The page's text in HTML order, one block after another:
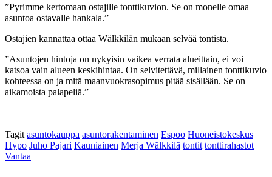
”Pyrimme kertomaan ostajille tonttikuvion. Se on monelle omaa
asuntoa ostavalle hankala.”
Ostajien kannattaa ottaa Wälkkilän mukaan selvää tontista.
”Asuntojen hintoja on nykyisin vaikea verrata alueittain, ei voi
katsoa vain alueen keskihintaa. On selvitettävä, millainen tonttikuvio
kohteessa on ja mitä maanvuokrasopimus pitää sisällään. Se on
aikamoista palapeliä.”
Tagit asuntokauppa asuntorakentaminen Espoo Huoneistokeskus
Hypo Juho Pajari Kauniainen Merja Wälkkilä tontit tonttirahastot
Vantaa